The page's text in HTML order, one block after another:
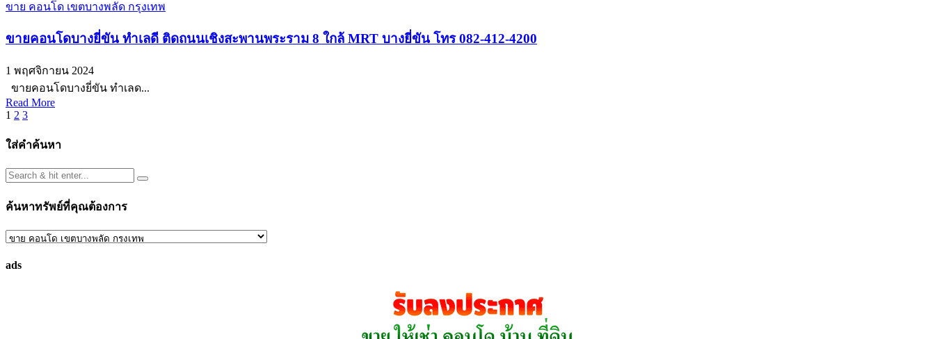
ขาย คอนโด เขตบางพลัด กรุงเทพ
ขายคอนโดบางยี่ขัน ทำเลดี ติดถนนเชิงสะพานพระราม 8 ใกล้ MRT บางยี่ขัน โทร 082-412-4200
1 พฤศจิกายน 2024
ขายคอนโดบางยี่ขัน ทำเลด...
Read More
Posts
pagination
1 2 3
ใส่คำค้นหา
ค้นหาทรัพย์ที่คุณต้องการ
ค้นหา
ที่
ads